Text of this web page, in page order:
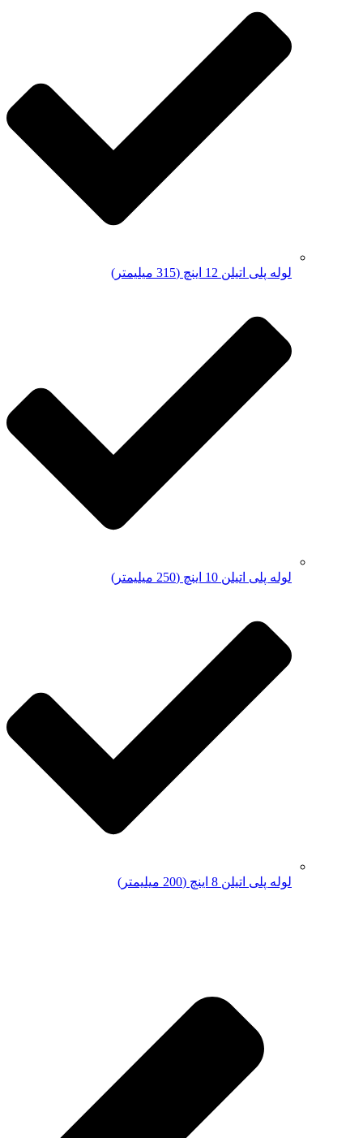
لوله پلی اتیلن 12 اینچ (315 میلیمتر)
لوله پلی اتیلن 10 اینچ (250 میلیمتر)
لوله پلی اتیلن 8 اینچ (200 میلیمتر)